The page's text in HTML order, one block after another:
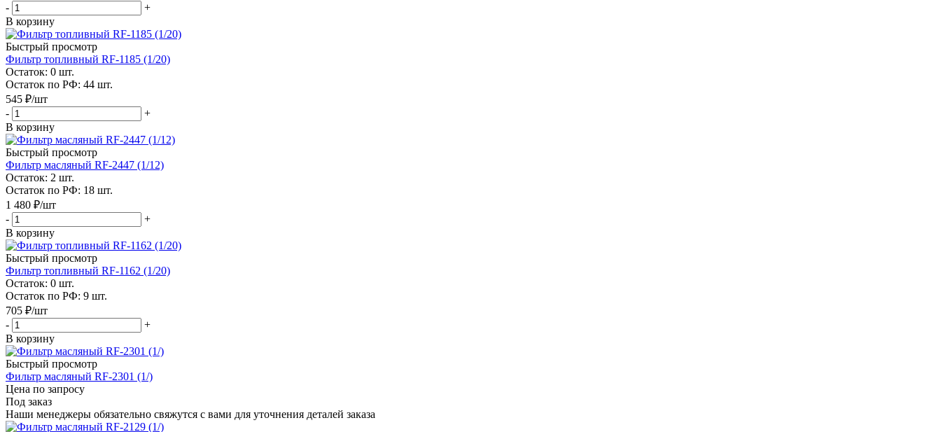
-
+
В корзину
Быстрый просмотр
Фильтр топливный RF-1185 (1/20)
Остаток: 0 шт.
Остаток по РФ: 44 шт.
545 ₽/шт
-
+
В корзину
Быстрый просмотр
Фильтр масляный RF-2447 (1/12)
Остаток: 2 шт.
Остаток по РФ: 18 шт.
1 480 ₽/шт
-
+
В корзину
Быстрый просмотр
Фильтр топливный RF-1162 (1/20)
Остаток: 0 шт.
Остаток по РФ: 9 шт.
705 ₽/шт
-
+
В корзину
Быстрый просмотр
Фильтр масляный RF-2301 (1/)
Цена по запросу
Под заказ
Наши менеджеры обязательно свяжутся с вами для уточнения деталей заказа